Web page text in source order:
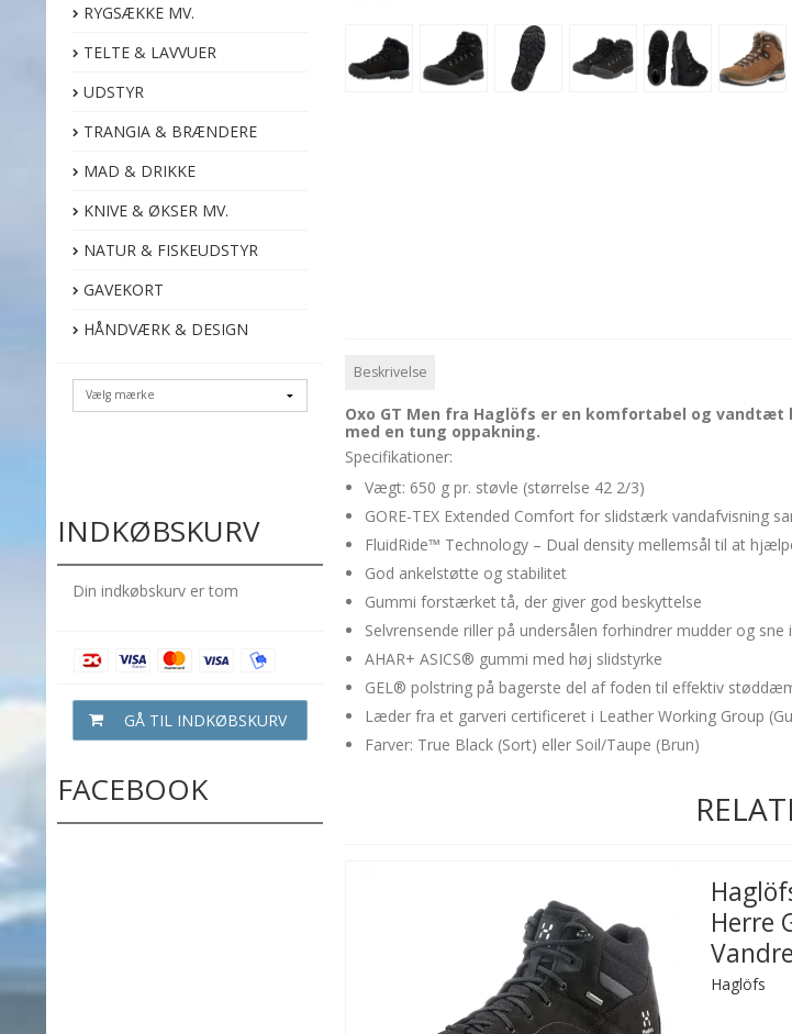
RYGSÆKKE MV.
TELTE & LAVVUER
UDSTYR
TRANGIA & BRÆNDERE
MAD & DRIKKE
KNIVE & ØKSER MV.
NATUR & FISKEUDSTYR
GAVEKORT
HÅNDVÆRK & DESIGN
INDKØBSKURV
Din indkøbskurv er tom
GÅ TIL INDKØBSKURV
FACEBOOK
Beskrivelse
Oxo GT Men fra Haglöfs er en komfortabel og
med en tung oppakning.
Specifikationer:
Vægt: 650 g pr. støvle (størrelse 42 2/3)
GORE-TEX Extended Comfort for slidstærk vandafvisning
FluidRide™ Technology – Dual density mellemsål til at
God ankelstøtte og stabilitet
Gummi forstærket tå, der giver god beskyttelse
Selvrensende riller på undersålen forhindrer mudder og sne
AHAR+ ASICS® gummi med høj slidstyrke
GEL® polstring på bagerste del af foden til effektiv
Læder fra et garveri certificeret i Leather Working Group
Farver: True Black (Sort) eller Soil/Taupe (Brun)
Herre
Haglöfs